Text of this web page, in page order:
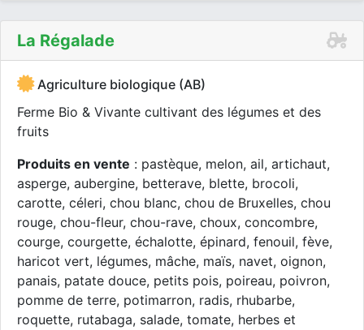
La Régalade
Agriculture biologique (AB)
Ferme Bio & Vivante cultivant des légumes et des
fruits
Produits en vente : pastèque, melon, ail, artichaut,
asperge, aubergine, betterave, blette, brocoli,
carotte, céleri, chou blanc, chou de Bruxelles, chou
rouge, chou-fleur, chou-rave, choux, concombre,
courge, courgette, échalotte, épinard, fenouil, fève,
haricot vert, légumes, mâche, maïs, navet, oignon,
panais, patate douce, petits pois, poireau, poivron,
pomme de terre, potimarron, radis, rhubarbe,
roquette, rutabaga, salade, tomate, herbes et